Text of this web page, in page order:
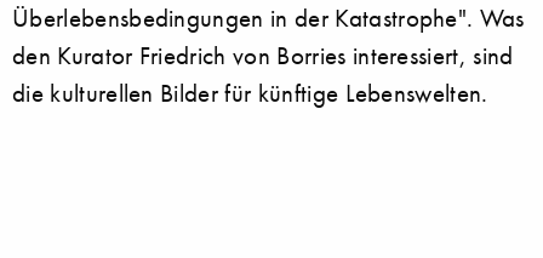
Überlebensbedingungen in der Katastrophe". Was
den Kurator Friedrich von Borries interessiert, sind
die kulturellen Bilder für künftige Lebenswelten.